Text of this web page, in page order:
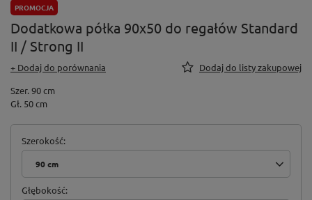
PROMOCJA
Dodatkowa półka 90x50 do regałów Standard
II / Strong II
+ Dodaj do porównania
Dodaj do listy zakupowej
Szer. 90 cm
Gł. 50 cm
Szerokość
90 cm
Głębokość